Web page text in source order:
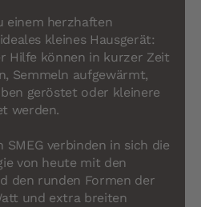
einem herzhaften
kleines Hausgerät:
Hilfe können in kurzer Zeit
Semmeln aufgewärmt,
geröstet oder kleinere
werden.
SMEG verbinden in sich die
von heute mit den
den runden Formen der
und extra breiten